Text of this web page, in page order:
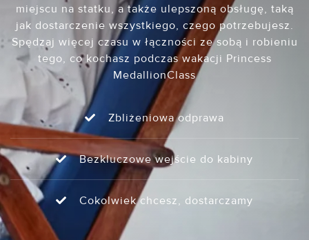
miejscu na statku, a także ulepszoną obsługę, taką
jak dostarczenie wszystkiego, czego potrzebujesz.
Spędzaj więcej czasu w łączności ze sobą i robieniu
tego, co kochasz podczas wakacji Princess
MedallionClass
Zbliżeniowa odprawa
Bezkluczowe wejście do kabiny
Cokolwiek chcesz, dostarczamy